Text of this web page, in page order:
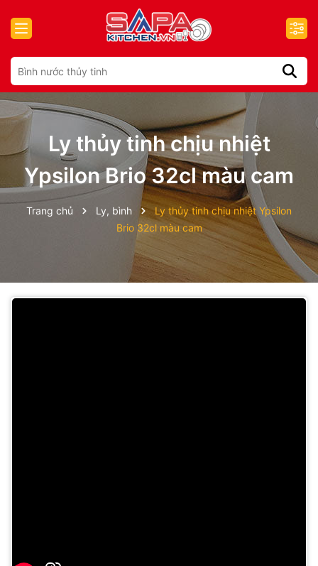
Ly thủy tinh chịu nhiệt
Ypsilon Brio 32cl màu cam
Trang chủ Ly, bình
Ly thủy tinh chịu nhiệt Ypsilon
Brio 32cl màu cam